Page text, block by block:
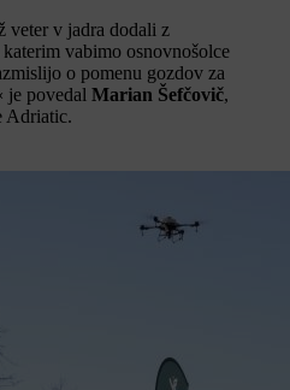
veter v jadra dodali z
vabimo osnovnošolce
o pomenu gozdov za
je povedal Marian Šefčovič,
Adriatic.